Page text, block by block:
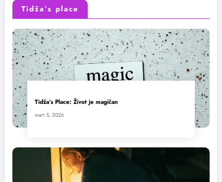
Tidža’s place
Tidža’s Place: Život je magičan
mart 5, 2026